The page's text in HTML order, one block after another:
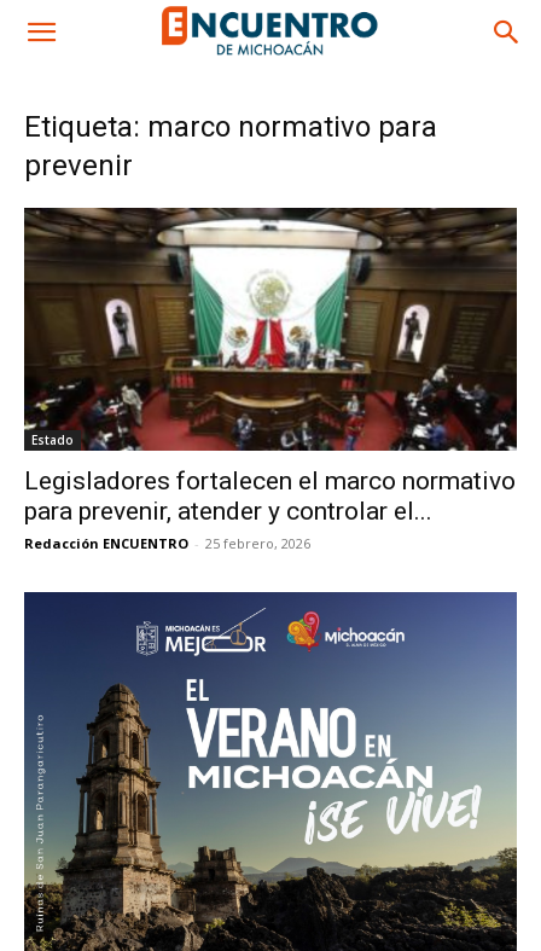
Etiqueta: marco normativo para
prevenir
Estado
Legisladores fortalecen el marco normativo
para prevenir, atender y controlar el...
Redacción ENCUENTRO - 25 febrero, 2026